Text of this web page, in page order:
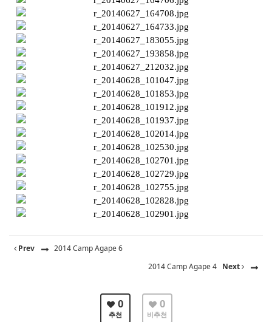
Prev
2014 Camp Agape 6
2014 Camp Agape 4 Next
0
추천
0
비추천